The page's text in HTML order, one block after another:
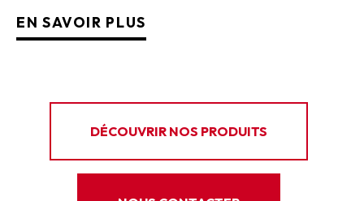
EN SAVOIR PLUS
DÉCOUVRIR NOS PRODUITS